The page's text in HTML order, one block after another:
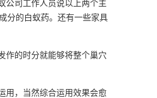
公司工作人员说以上两个主
分的白蚁药。还有一些家具
作的时分就能够将整个巢穴
用，当然综合运用效果会愈